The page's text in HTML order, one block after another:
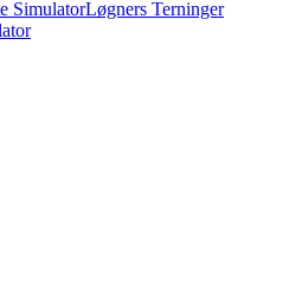
SimulatorLøgners Terninger